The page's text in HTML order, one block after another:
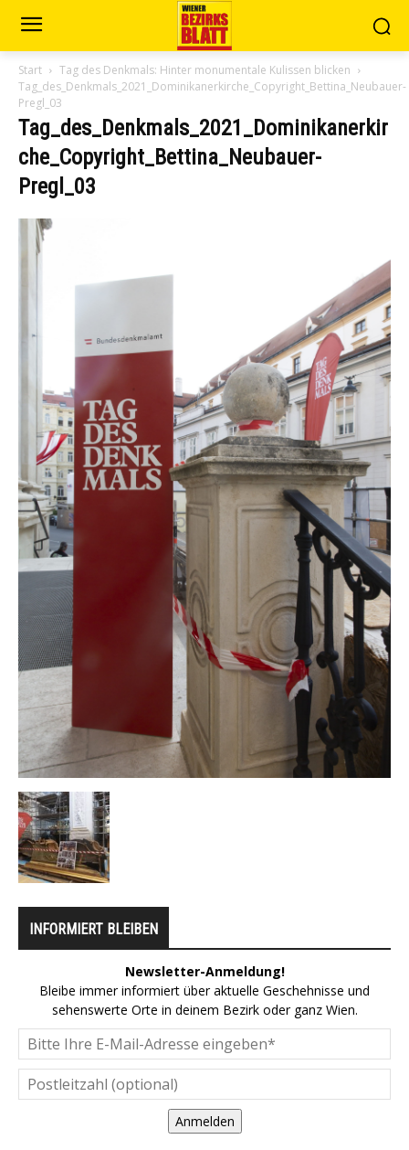
Start
Tag des Denkmals: Hinter monumentale Kulissen blicken
Tag_des_Denkmals_2021_Dominikanerkirche_Copyright_Bettina_Neubauer-
Pregl_03
Tag_des_Denkmals_2021_Dominikanerkir
che_Copyright_Bettina_Neubauer-
Pregl_03
INFORMIERT BLEIBEN
Newsletter-Anmeldung!
Bleibe immer informiert über aktuelle Geschehnisse und
sehenswerte Orte in deinem Bezirk oder ganz Wien.
Anmelden